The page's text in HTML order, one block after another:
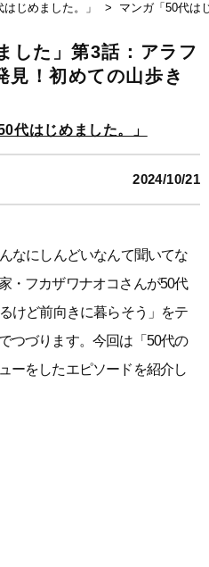
じめました。」 マンガ「50代は
した」第3話：アラフ
見！初めての山歩き
代はじめました。」
2024/10/21
なにしんどいなんて聞いてな
・フカザワナオコさんが50代
けど前向きに暮らそう」をテ
つづります。今回は「50代の
ーをしたエピソードを紹介し